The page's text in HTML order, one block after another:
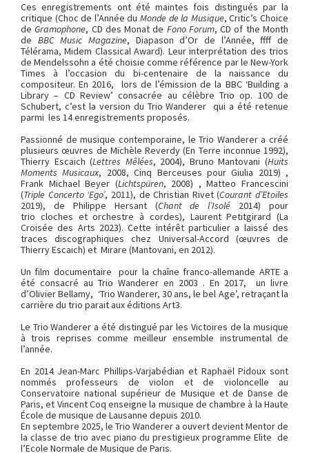
Ces enregistrements ont été maintes fois distingués par la
critique (Choc de l’Année du Monde de la Musique, Critic’s Choice
deGramophone, CD des Monat de Fono Forum, CD of the Month
de BBC Music Magazine, Diapason d’Or de l’Année, ffff de
Télérama, Midem Classical Award). Leur interprétation des trios
de Mendelssohn a été choisie comme référence par le New-York
Times à l’occasion du bi-centenaire de la naissance du
compositeur. En 2016, lors de l’émission de la BBC ‘Building a
Library – CD Review’ consacrée au célèbre Trio op. 100 de
Schubert, c’est la version du Trio Wanderer qui a été retenue
parmi les 14 enregistrements proposés.
Passionné de musique contemporaine, le Trio Wanderer a créé
plusieurs œuvres de Michèle Reverdy (En Terre inconnue 1992),
Thierry Escaich (Lettres Mêlées, 2004), Bruno Mantovani (Huits
Moments Musicaux, 2008, Cinq Berceuses pour Giulia 2019) ,
Frank Michael Beyer (Lichtspüren, 2008) , Matteo Francescini
(Triple Concerto ‘Ego’, 2011), de Christian Rivet (Courant d’Etoiles
2019), de Philippe Hersant (Chant de l’Isolé 2014) pour
trio cloches et orchestre à cordes), Laurent Petitgirard (La
Croisée des Arts 2023). Cette intérêt particulier a laissé des
traces discographiques chez Universal-Accord (œuvres de
Thierry Escaich) et Mirare (Mantovani, en 2012).
Un film documentaire pour la chaîne franco-allemande ARTE a
été consacré au Trio Wanderer en 2003 . En 2017, un livre
d’Olivier Bellamy, ‘Trio Wanderer, 30 ans, le bel Age’, retraçant la
carrière du trio parait aux éditions Art3.
Le Trio Wanderer a été distingué par les Victoires de la musique
à trois reprises comme meilleur ensemble instrumental de
l’année.
En 2014 Jean-Marc Phillips-Varjabédian et Raphaël Pidoux sont
nommés professeurs de violon et de violoncelle au
Conservatoire national supérieur de Musique et de Danse de
Paris, et Vincent Coq enseigne la musique de chambre à la Haute
École de musique de Lausanne depuis 2010.
En septembre 2025, le Trio Wanderer a ouvert devient Mentor de
la classe de trio avec piano du prestigieux programme Elite de
l’Ecole Normale de Musique de Paris.